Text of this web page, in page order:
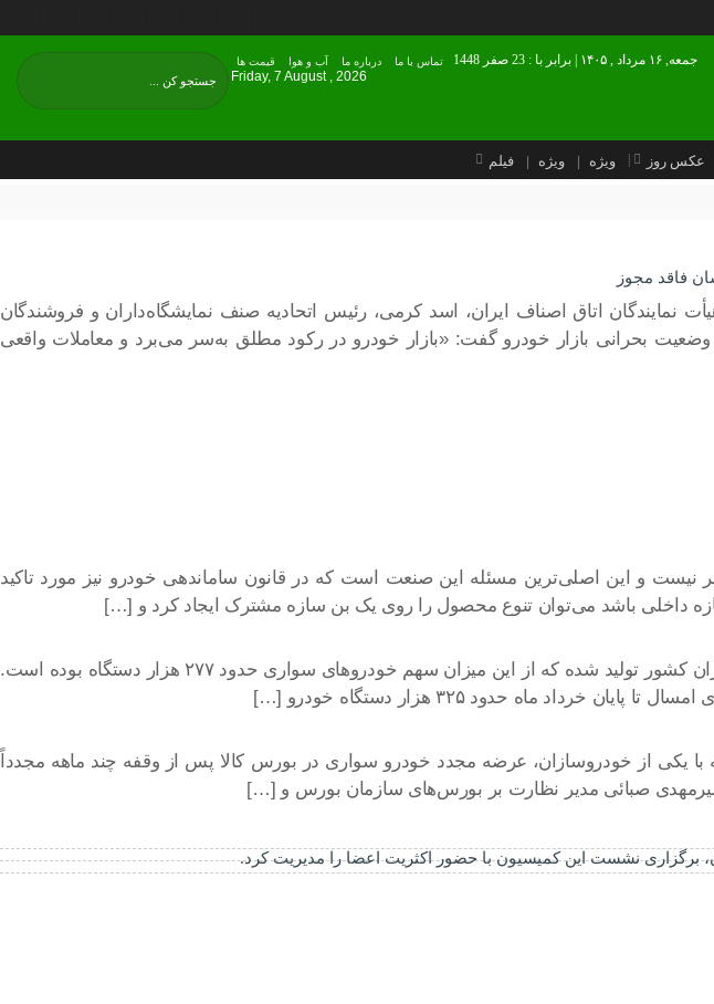
قیمت ها آب و هوا درباره ما تماس با ما
جمعه, ۱۶ مرداد , ۱۴۰۵ | برابر با : 23 صفر 1448
Friday, 7 August , 2026
عکس روز ویژه ویژه فیلم
فاقد مجوز
اتاق اصناف ایران، اسد کرمی، رئیس اتحادیه صنف نمایشگاه‌داران و فروشندگان
وضعیت بحرانی بازار خودرو گفت: «بازار خودرو در رکود مطلق به‌سر می‌برد و معاملات واقعی
و این اصلی‌ترین مسئله این صنعت است که در قانون ساماندهی خودرو نیز مورد تاکید
داخلی باشد می‌توان تنوع محصول را روی یک بن سازه مشترک ایجاد کرد و […]
از ابتدای امسال تا پایان خرداد ماه حدود ۳۲۵ هزار دستگاه خودرو توسط خودروسازان کشور تولید شده که از این میزان سهم خودروهای سواری حدود ۲۷۷ هزار دستگاه بوده است.
ماه حدود ۳۲۵ هزار دستگاه خودرو […]
از خودروسازان، عرضه مجدد خودرو سواری در بورس کالا پس از وقفه چند ماهه مجدداً
صبائی مدیر نظارت بر بورس‌های سازمان بورس و […]
برگزاری نشست این کمیسیون با حضور اکثریت اعضا را مدیریت کرد.